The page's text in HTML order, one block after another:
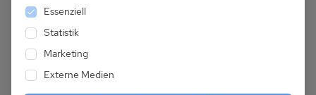
Es folgt eine Liste der Service-Gruppen, für die
Essenziell
Statistik
Marketing
Externe Medien